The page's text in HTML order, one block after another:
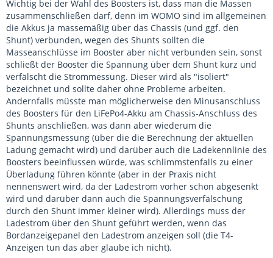
Wichtig bei der Wahl des Boosters ist, dass man die Massen
zusammenschließen darf, denn im WOMO sind im allgemeinen
die Akkus ja massemäßig über das Chassis (und ggf. den
Shunt) verbunden, wegen des Shunts sollten die
Masseanschlüsse im Booster aber nicht verbunden sein, sonst
schließt der Booster die Spannung über dem Shunt kurz und
verfälscht die Strommessung. Dieser wird als "isoliert"
bezeichnet und sollte daher ohne Probleme arbeiten.
Andernfalls müsste man möglicherweise den Minusanschluss
des Boosters für den LiFePo4-Akku am Chassis-Anschluss des
Shunts anschließen, was dann aber wiederum die
Spannungsmessung (über die die Berechnung der aktuellen
Ladung gemacht wird) und darüber auch die Ladekennlinie des
Boosters beeinflussen würde, was schlimmstenfalls zu einer
Überladung führen könnte (aber in der Praxis nicht
nennenswert wird, da der Ladestrom vorher schon abgesenkt
wird und darüber dann auch die Spannungsverfälschung
durch den Shunt immer kleiner wird). Allerdings muss der
Ladestrom über den Shunt geführt werden, wenn das
Bordanzeigepanel den Ladestrom anzeigen soll (die T4-
Anzeigen tun das aber glaube ich nicht).